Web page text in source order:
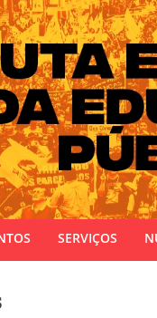
Estado do Rio
SERVIÇOS